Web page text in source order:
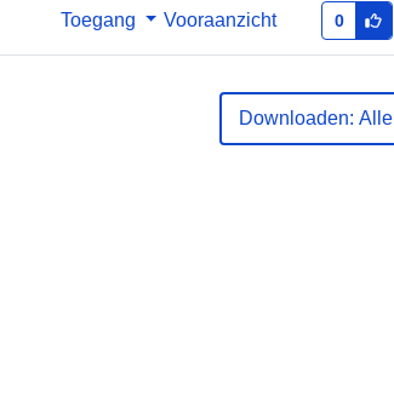
Toegang Vooraanzicht 0
Downloaden: Alle